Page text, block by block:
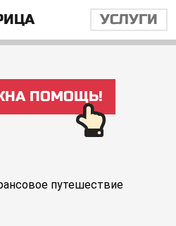
УСЛУГИ
ПОМОЩЬ!
путешествие